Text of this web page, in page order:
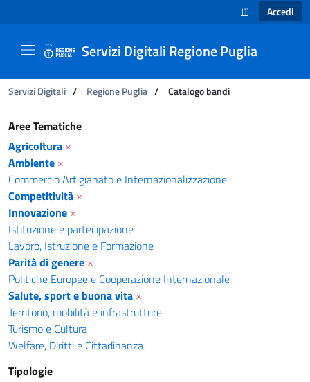
SELEZIONE
IT Accedi
Servizi Digitali Regione Puglia
Ti trovi in:
Servizi Digitali / Regione Puglia / Catalogo bandi
Catalogo bandi - Servizi Digitali Regione
Aree Tematiche
Agricoltura ×
Ambiente ×
Commercio Artigianato e Internazionalizzazione
Competitività ×
Innovazione ×
Istituzione e partecipazione
Lavoro, Istruzione e Formazione
Parità di genere ×
Politiche Europee e Cooperazione Internazionale
Salute, sport e buona vita ×
Territorio, mobilità e infrastrutture
Turismo e Cultura
Welfare, Diritti e Cittadinanza
Tipologie